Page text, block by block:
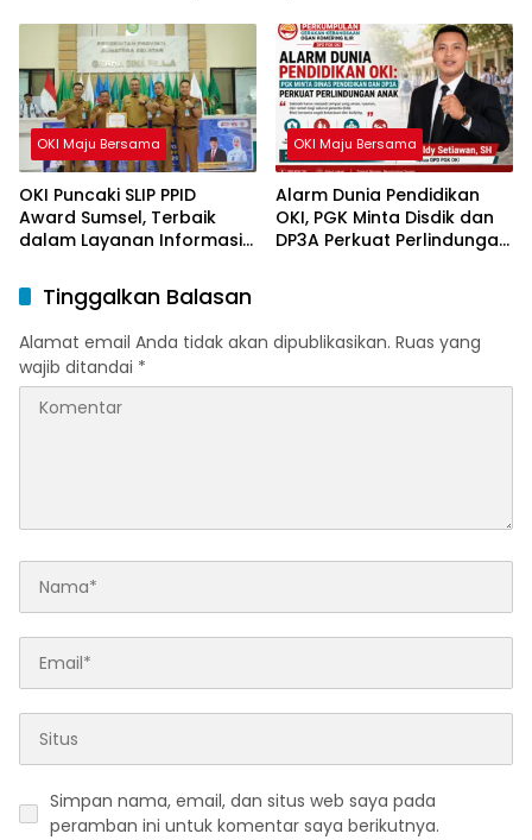
OKI Maju Bersama
OKI Puncaki SLIP PPID
Award Sumsel, Terbaik
dalam Layanan Informasi
OKI Maju Bersama
Alarm Dunia Pendidikan
OKI, PGK Minta Disdik dan
DP3A Perkuat Perlindungan
Tinggalkan Balasan
Alamat email Anda tidak akan dipublikasikan. Ruas yang
wajib ditandai *
Simpan nama, email, dan situs web saya pada
peramban ini untuk komentar saya berikutnya.